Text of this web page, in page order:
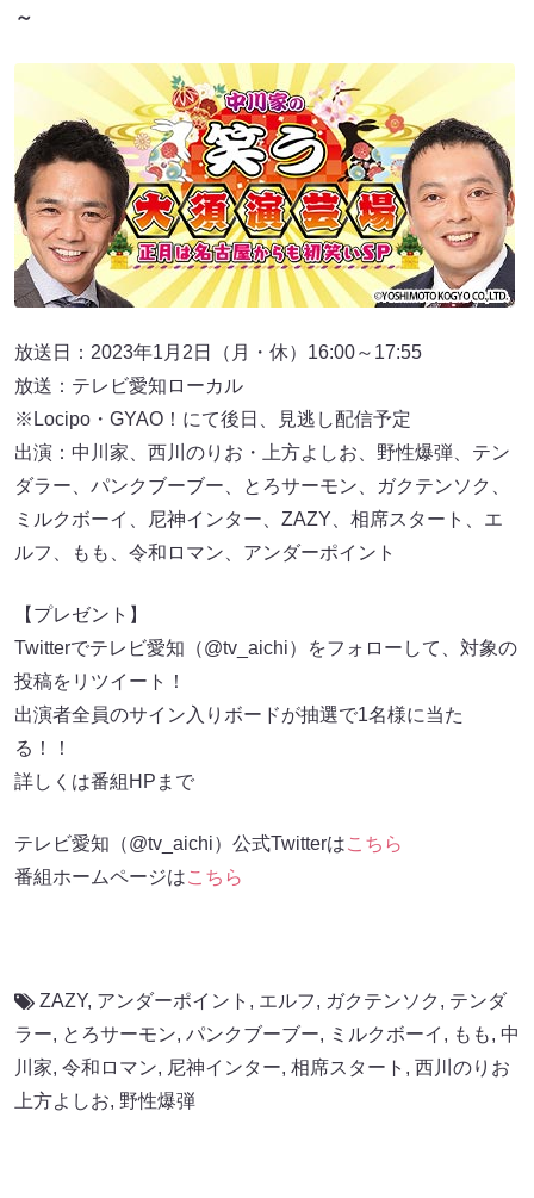
～
放送日：2023年1月2日（月・休）16:00～17:55
放送：テレビ愛知ローカル
※Locipo・GYAO！にて後日、見逃し配信予定
出演：中川家、西川のりお・上方よしお、野性爆弾、テン
ダラー、パンクブーブー、とろサーモン、ガクテンソク、
ミルクボーイ、尼神インター、ZAZY、相席スタート、エ
ルフ、もも、令和ロマン、アンダーポイント
【プレゼント】
Twitterでテレビ愛知（@tv_aichi）をフォローして、対象の
投稿をリツイート！
出演者全員のサイン入りボードが抽選で1名様に当た
る！！
詳しくは番組HPまで
テレビ愛知（@tv_aichi）公式Twitterはこちら
番組ホームページはこちら
ZAZY, アンダーポイント , エルフ, ガクテンソク , テンダ
ラー, とろサーモン, パンクブーブー, ミルクボーイ , もも, 中
川家, 令和ロマン, 尼神インター, 相席スタート , 西川のりお
上方よしお, 野性爆弾